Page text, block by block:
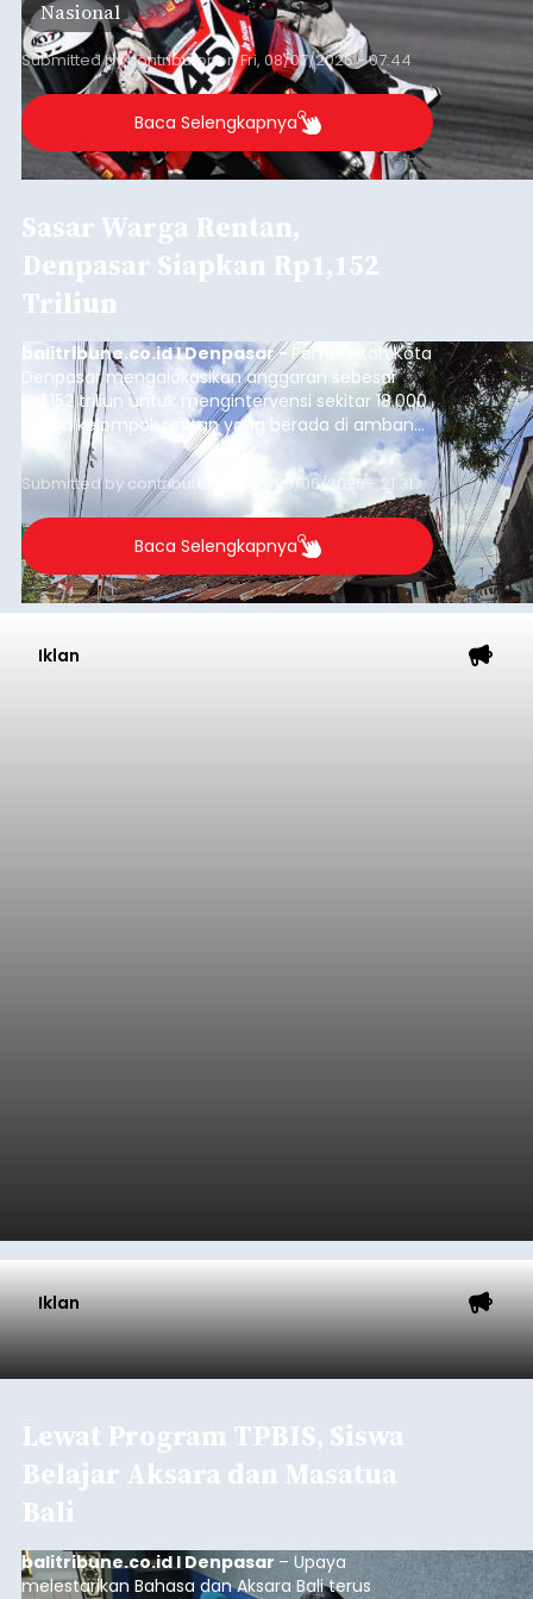
Barat, pada 7–9 Agustus 2026.
Nasional
Submitted bycontributoronFri, 08/07/2026 - 07:44
Baca Selengkapnya
Sasar Warga Rentan,
Denpasar Siapkan Rp1,152
Triliun
balitribune.co.id I Denpasar - Pemerintah Kota
Denpasar mengalokasikan anggaran sebesar
Rp1,152 triliun untuk mengintervensi sekitar 18.000
warga kelompok rentan yang berada di ambang
garis kemiskinan. Langkah strategis ini diambil
guna menjaga masyarakat yang berada pada
kelompok desil 5 dan 6 tersebut agar tidak
merosot ke kategori miskin.
Submitted by contributor Thu, 08/06/2026 - 21:31
Baca Selengkapnya
Iklan
Iklan
Lewat Program TPBIS, Siswa
Belajar Aksara dan Masatua
Bali
balitribune.co.id I Denpasar – Upaya
melestarikan Bahasa dan Aksara Bali terus